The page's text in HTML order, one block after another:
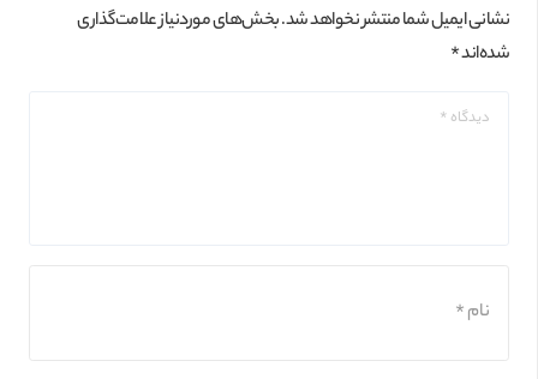
نشانی ایمیل شما منتشر نخواهد شد.بخش‌های موردنیاز علامت‌گذاری
شده‌اند*